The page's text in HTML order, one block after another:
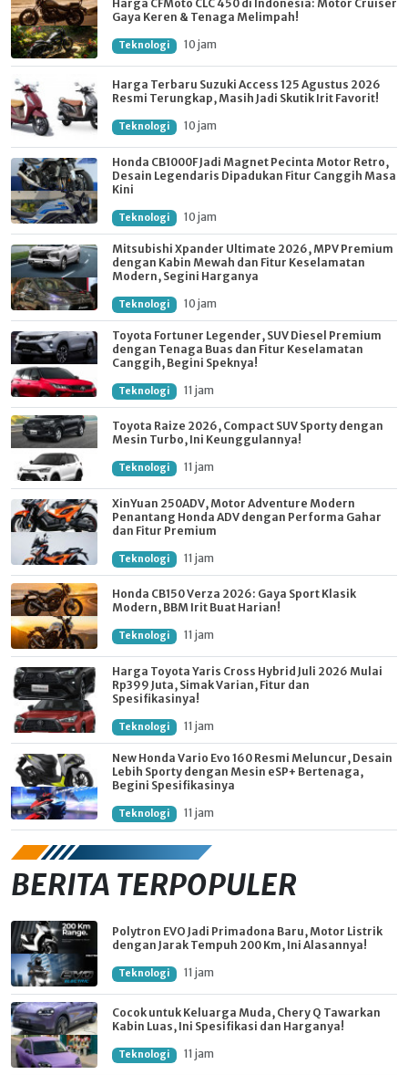
Harga CFMoto CLC 450 di Indonesia: Motor Cruiser
Gaya Keren & Tenaga Melimpah!
Teknologi 10 jam
Harga Terbaru Suzuki Access 125 Agustus 2026
Resmi Terungkap, Masih Jadi Skutik Irit Favorit!
Teknologi 10 jam
Honda CB1000F Jadi Magnet Pecinta Motor Retro,
Desain Legendaris Dipadukan Fitur Canggih Masa
Kini
Teknologi 10 jam
Mitsubishi Xpander Ultimate 2026, MPV Premium
dengan Kabin Mewah dan Fitur Keselamatan
Modern, Segini Harganya
Teknologi 10 jam
Toyota Fortuner Legender, SUV Diesel Premium
dengan Tenaga Buas dan Fitur Keselamatan
Canggih, Begini Speknya!
Teknologi 11 jam
Toyota Raize 2026, Compact SUV Sporty dengan
Mesin Turbo, Ini Keunggulannya!
Teknologi 11 jam
XinYuan 250ADV, Motor Adventure Modern
Penantang Honda ADV dengan Performa Gahar
dan Fitur Premium
Teknologi 11 jam
Honda CB150 Verza 2026: Gaya Sport Klasik
Modern, BBM Irit Buat Harian!
Teknologi 11 jam
Harga Toyota Yaris Cross Hybrid Juli 2026 Mulai
Rp399 Juta, Simak Varian, Fitur dan
Spesifikasinya!
Teknologi 11 jam
New Honda Vario Evo 160 Resmi Meluncur, Desain
Lebih Sporty dengan Mesin eSP+ Bertenaga,
Begini Spesifikasinya
Teknologi 11 jam
BERITA TERPOPULER
Polytron EVO Jadi Primadona Baru, Motor Listrik
dengan Jarak Tempuh 200 Km, Ini Alasannya!
Teknologi 11 jam
Cocok untuk Keluarga Muda, Chery Q Tawarkan
Kabin Luas, Ini Spesifikasi dan Harganya!
Teknologi 11 jam